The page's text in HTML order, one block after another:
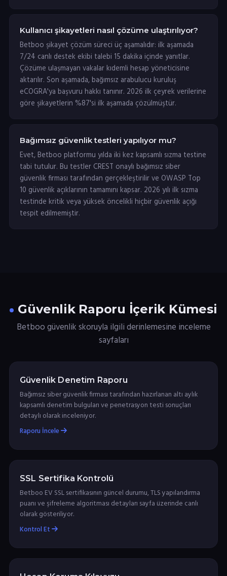
Kullanıcı şikayetleri nasıl çözüme ulaştırılıyor?
Betboo şikayet çözüm süreci üç aşamalıdır: ilk aşamada
7/24 canlı destek ekibi talebi 15 dakika içinde yanıtlar.
Çözüme ulaşmayan vakalar kıdemli hesap yöneticisine
aktarılır. Son aşamada, bağımsız arabulucu kuruluş
eCOGRA'ya başvuru hakkı tanınır. 2026 ilk çeyrek verilerine
göre şikayetlerin %87'si ilk aşamada çözülmüştür.
Bağımsız güvenlik testleri yapılıyor mu?
Evet, Betboo platformu yılda iki kez kapsamlı sızma testine
tabi tutulur. Bu testler CREST onaylı bağımsız siber
güvenlik firması tarafından gerçekleştirilir ve OWASP Top
10 güvenlik açıklarının tamamını kapsar. 2026 yılı ilk sızma
testinde kritik veya yüksek öncelikli hiçbir güvenlik açığı
tespit edilmemiştir.
Güvenlik Raporu İçerik Kümesi
Betboo güvenlik skoruyla ilgili derinlemesine inceleme
sayfaları
Güvenlik Denetim Raporu
Bağımsız siber güvenlik firması tarafından hazırlanan altı aylık
kapsamlı denetim bulguları ve penetrasyon testi sonuçları
detaylı olarak inceleniyor.
Raporu İncele
SSL Sertifika Kontrolü
Betboo EV SSL sertifikasının güncel durumu, TLS yapılandırma
puanı ve şifreleme algoritması detayları sayfa üzerinde canlı
olarak gösteriliyor.
Kontrol Et